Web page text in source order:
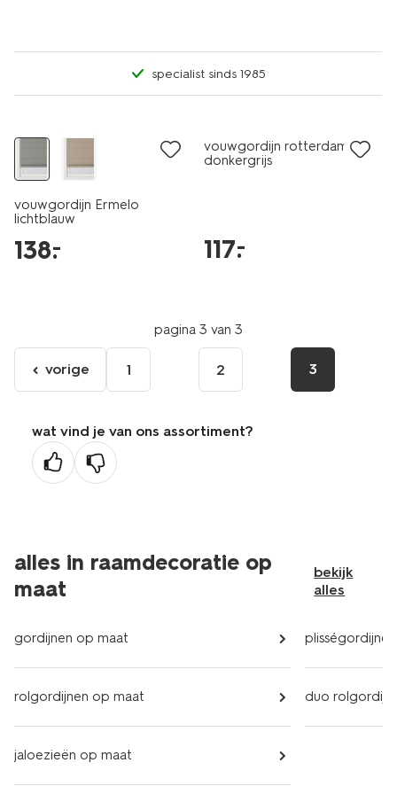
specialist sinds 1985
vouwgordijn Ermelo
lichtblauw
138.
–
vouwgordijn rotterdam
donkergrijs
117.
–
pagina 3 van 3
ga
naar
vorige
pagina
vorige 1 2 3
wat vind je van ons assortiment?
alles in raamdecoratie op
maat
bekijk
alles
gordijnen op maat
rolgordijnen op maat
jaloezieën op maat
duo